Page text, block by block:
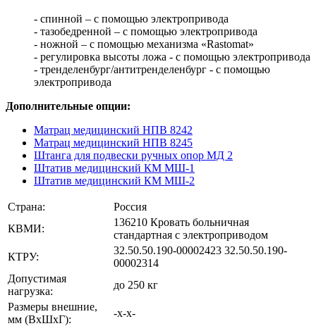
- спинной – с помощью электропривода
- тазобедренной – с помощью электропривода
- ножной – с помощью механизма «Rastomat»
- регулировка высоты ложа - с помощью электропривода
- тренделенбург/антитренделенбург - с помощью
электропривода
Дополнительные опции:
Матрац медицинский НПВ 8242
Матрац медицинский НПВ 8245
Штанга для подвески ручных опор МД 2
Штатив медицинский КМ МШ-1
Штатив медицинский КМ МШ-2
Страна:
Россия
КВМИ:
136210 Кровать больничная
стандартная с электроприводом
КТРУ:
32.50.50.190-00002423 32.50.50.190-
00002314
Допустимая
нагрузка:
до 250 кг
Размеры внешние,
мм (ВхШхГ):
-x-x-